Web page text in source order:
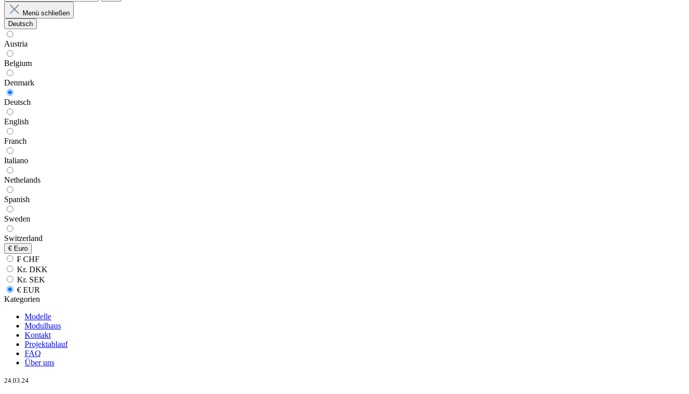
Menü schließen
Deutsch
Austria
Belgium
Denmark
Deutsch
English
Franch
Italiano
Nethelands
Spanish
Sweden
Switzerland
€ Euro
₣ CHF
Kr. DKK
Kr. SEK
€ EUR
Kategorien
Modelle
Modulhaus
Kontakt
Projektablauf
FAQ
Über uns
24.03.24